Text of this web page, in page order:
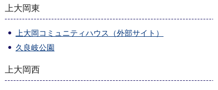
上大岡東
上大岡コミュニティハウス（外部サイト）
久良岐公園
上大岡西